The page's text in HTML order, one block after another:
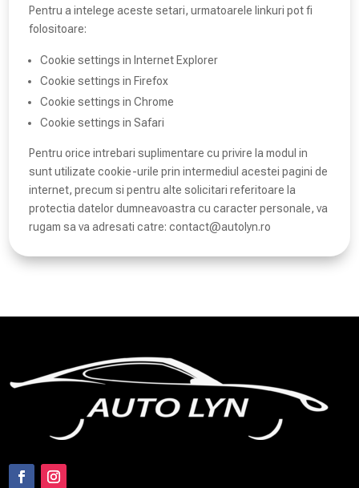
Pentru a intelege aceste setari, urmatoarele linkuri pot fi
folositoare:
Cookie settings in Internet Explorer
Cookie settings in Firefox
Cookie settings in Chrome
Cookie settings in Safari
Pentru orice intrebari suplimentare cu privire la modul in
sunt utilizate cookie-urile prin intermediul acestei pagini de
internet, precum si pentru alte solicitari referitoare la
protectia datelor dumneavoastra cu caracter personale, va
rugam sa va adresati catre: contact@autolyn.ro